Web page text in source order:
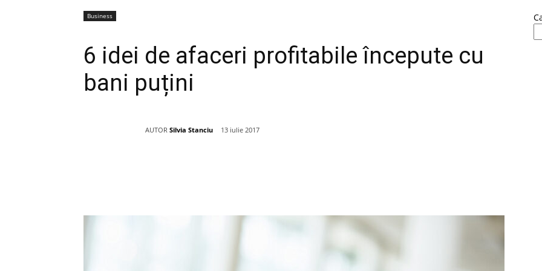
Business
6 idei de afaceri profitabile începute cu
bani puțini
AUTOR Silvia Stanciu 13 iulie 2017